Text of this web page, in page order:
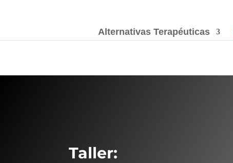
Alternativas Terapéuticas
Taller: